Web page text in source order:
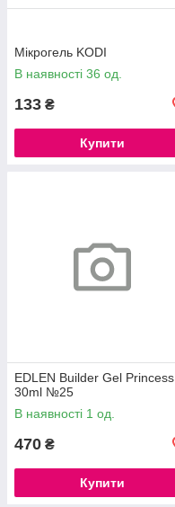
Мікрогель KODI
В наявності 36 од.
133 ₴
Купити
EDLEN Builder Gel Princess
30ml №25
В наявності 1 од.
470 ₴
Купити